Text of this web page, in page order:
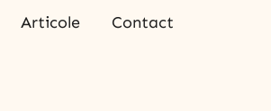
Articole
Contact